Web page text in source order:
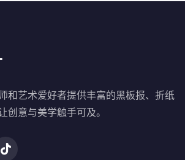
和艺术爱好者提供丰富的黑板报、折纸
创意与美学触手可及。